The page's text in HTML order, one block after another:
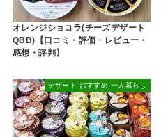
オレンジショコラ(チーズデザート
QBB)【口コミ・評価・レビュー・
感想・評判】
デザート おすすめ 一人暮らし